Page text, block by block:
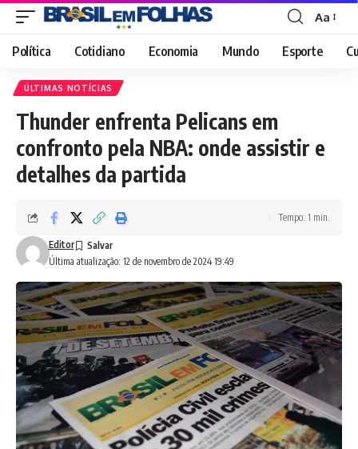
Font
Resizer
Aa
Política Cotidiano Economia Mundo Esporte
ÚLTIMAS NOTÍCIAS
Thunder enfrenta Pelicans em
confronto pela NBA: onde assistir e
detalhes da partida
Última atualização: 12 de novembro de 2024 19:49
Editor
Tempo: 1 min.